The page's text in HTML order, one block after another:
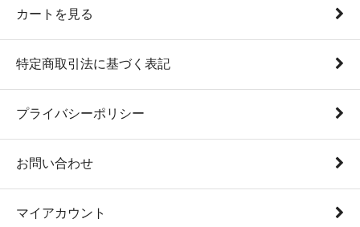
カートを見る
特定商取引法に基づく表記
プライバシーポリシー
お問い合わせ
マイアカウント